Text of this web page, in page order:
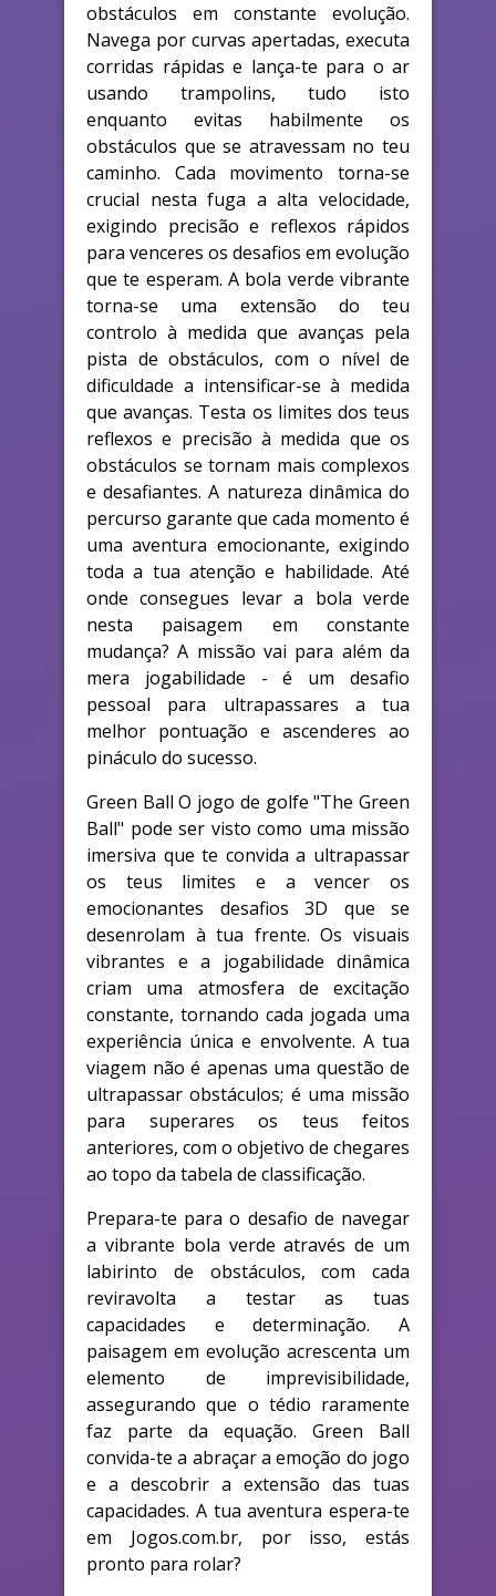
obstáculos em constante evolução.
Navega por curvas apertadas, executa
corridas rápidas e lança-te para o ar
usando trampolins, tudo isto
enquanto evitas habilmente os
obstáculos que se atravessam no teu
caminho. Cada movimento torna-se
crucial nesta fuga a alta velocidade,
exigindo precisão e reflexos rápidos
para venceres os desafios em evolução
que te esperam. A bola verde vibrante
torna-se uma extensão do teu
controlo à medida que avanças pela
pista de obstáculos, com o nível de
dificuldade a intensificar-se à medida
que avanças. Testa os limites dos teus
reflexos e precisão à medida que os
obstáculos se tornam mais complexos
e desafiantes. A natureza dinâmica do
percurso garante que cada momento é
uma aventura emocionante, exigindo
toda a tua atenção e habilidade. Até
onde consegues levar a bola verde
nesta paisagem em constante
mudança? A missão vai para além da
mera jogabilidade - é um desafio
pessoal para ultrapassares a tua
melhor pontuação e ascenderes ao
pináculo do sucesso.
Green Ball O jogo de golfe "The Green
Ball" pode ser visto como uma missão
imersiva que te convida a ultrapassar
os teus limites e a vencer os
emocionantes desafios 3D que se
desenrolam à tua frente. Os visuais
vibrantes e a jogabilidade dinâmica
criam uma atmosfera de excitação
constante, tornando cada jogada uma
experiência única e envolvente. A tua
viagem não é apenas uma questão de
ultrapassar obstáculos; é uma missão
para superares os teus feitos
anteriores, com o objetivo de chegares
ao topo da tabela de classificação.
Prepara-te para o desafio de navegar
a vibrante bola verde através de um
labirinto de obstáculos, com cada
reviravolta a testar as tuas
capacidades e determinação. A
paisagem em evolução acrescenta um
elemento de imprevisibilidade,
assegurando que o tédio raramente
faz parte da equação. Green Ball
convida-te a abraçar a emoção do jogo
e a descobrir a extensão das tuas
capacidades. A tua aventura espera-te
em Jogos.com.br, por isso, estás
pronto para rolar?